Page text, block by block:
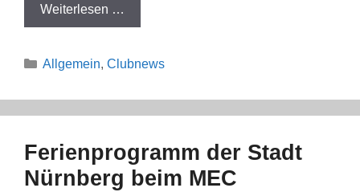
Weiterlesen …
Kategorien
Allgemein, Clubnews
Ferienprogramm der Stadt
Nürnberg beim MEC